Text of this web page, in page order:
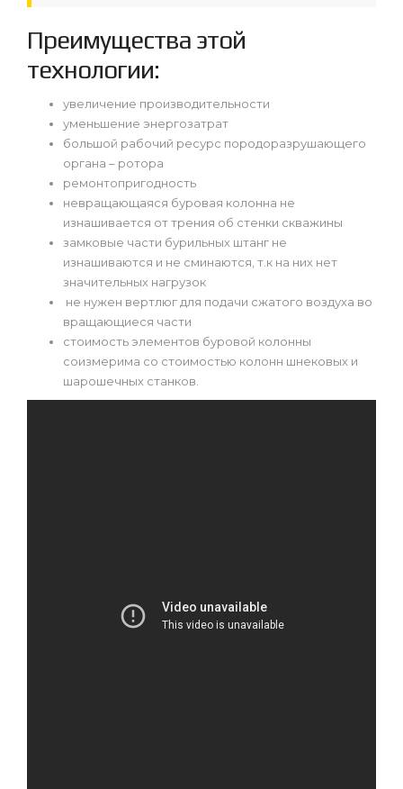
Преимущества этой
технологии:
увеличение производительности
уменьшение энергозатрат
большой рабочий ресурс породоразрушающего
органа – ротора
ремонтопригодность
невращающаяся буровая колонна не
изнашивается от трения об стенки скважины
замковые части бурильных штанг не
изнашиваются и не сминаются, т.к на них нет
значительных нагрузок
не нужен вертлюг для подачи сжатого воздуха во
вращающиеся части
стоимость элементов буровой колонны
соизмерима со стоимостью колонн шнековых и
шарошечных станков.